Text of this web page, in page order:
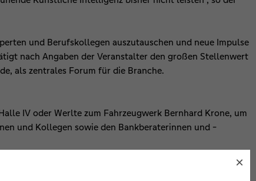
und Berufskollegen auszutauschen und neue Impulse
nach Angaben der Veranstalter den großen Stellenwert
als zentrales Forum für die Branche.
IV oder Werlte zum Fahrzeugwerk Bernhard Krone, um
und Kollegen sowie den Bankberaterinnen und -
×